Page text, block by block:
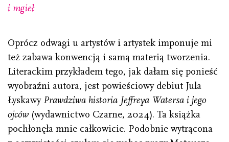
i mgieł
Oprócz odwagi u artystów i artystek imponuje mi
też zabawa konwencją i samą materią tworzenia.
Literackim przykładem tego, jak dałam się ponieść
wyobraźni autora, jest powieściowy debiut Jula
Łyskawy Prawdziwa historia Jeffreya Watersa i jego
ojców (wydawnictwo Czarne, 2024). Ta książka
pochłonęła mnie całkowicie. Podobnie wytrącona